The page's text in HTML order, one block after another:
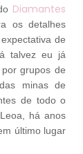
Diamantes
os detalhes
de
talvez eu já
grupos de
minas de
de todo o
há anos
último lugar